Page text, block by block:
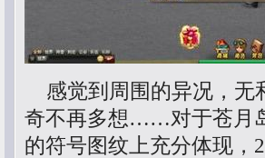
感觉到周围的异况，无
奇不再多想……对于苍月
的符号图纹上充分体现，